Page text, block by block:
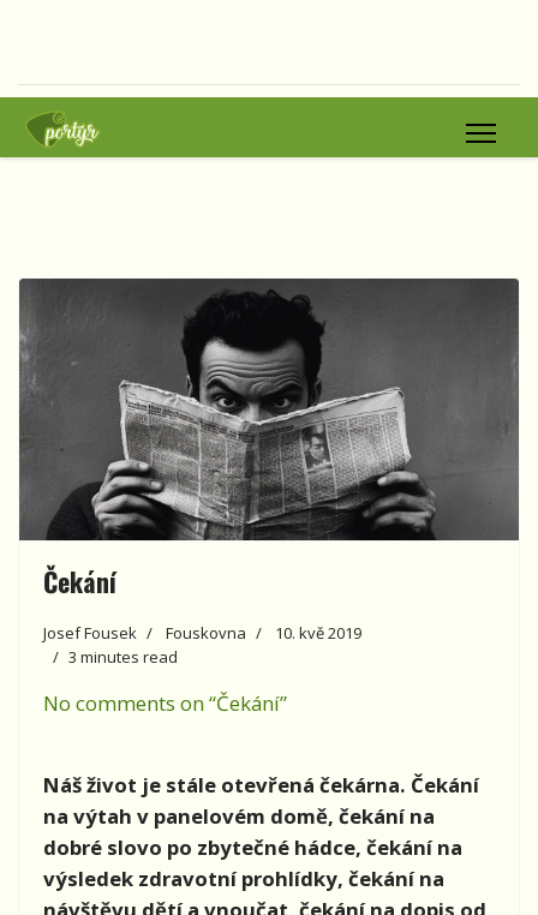
Čekání
Josef Fousek Fouskovna
10. kvě 2019
3 minutes read
No comments on “Čekání”
Náš život je stále otevřená čekárna. Čekání
na výtah v panelovém domě, čekání na
dobré slovo po zbytečné hádce, čekání na
výsledek zdravotní prohlídky, čekání na